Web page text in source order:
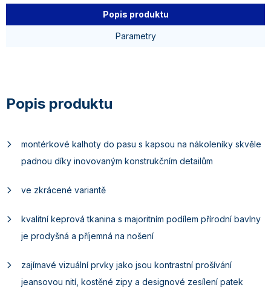
Popis produktu
Parametry
montérkové kalhoty do pasu s kapsou na nákoleníky skvěle
padnou díky inovovaným konstrukčním detailům
ve zkrácené variantě
kvalitní keprová tkanina s majoritním podílem přírodní bavlny
je prodyšná a příjemná na nošení
zajímavé vizuální prvky jako jsou kontrastní prošívání
jeansovou nití, kostěné zipy a designové zesílení patek